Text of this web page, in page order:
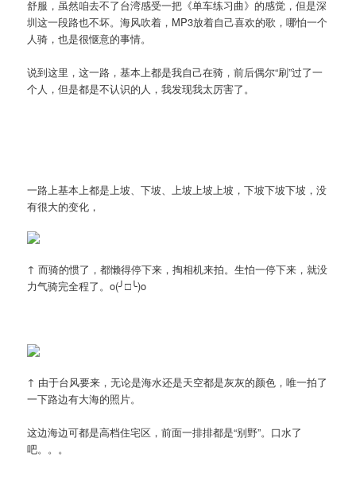
舒服，虽然咱去不了台湾感受一把《单车练习曲》的感觉，但是深
圳这一段路也不坏。海风吹着，MP3放着自己喜欢的歌，哪怕一个
人骑，也是很惬意的事情。
说到这里，这一路，基本上都是我自己在骑，前后偶尔“刷”过了一
个人，但是都是不认识的人，我发现我太厉害了。
一路上基本上都是上坡、下坡、上坡上坡上坡，下坡下坡下坡，没
有很大的变化，
↑ 而骑的惯了，都懒得停下来，掏相机来拍。生怕一停下来，就没
力气骑完全程了。o(╯□╰)o
↑ 由于台风要来，无论是海水还是天空都是灰灰的颜色，唯一拍了
一下路边有大海的照片。
这边海边可都是高档住宅区，前面一排排都是“别野”。口水了
吧。。。